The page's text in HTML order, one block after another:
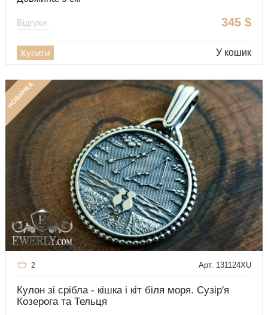
345 $
Відгуки
Купити У кошик
НОВИНКА
Арт. 131124XU
2
Кулон зі срібла - кішка і кіт біля моря. Сузір'я
Козерога та Тельця